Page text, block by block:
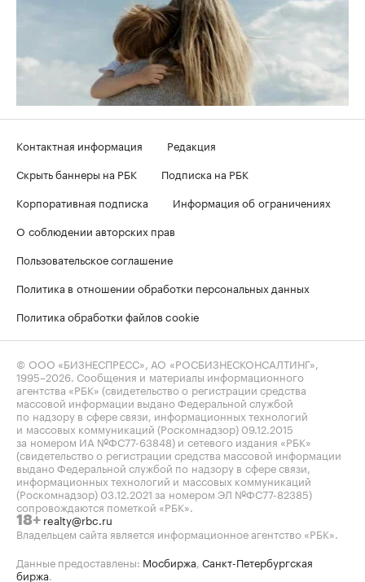
Контактная информация
Редакция
Скрыть баннеры на РБК
Подписка на РБК
Корпоративная подписка
Информация об ограничениях
О соблюдении авторских прав
Пользовательское соглашение
Политика в отношении обработки персональных данных
Политика обработки файлов cookie
© ООО «БИЗНЕСПРЕСС», АО «РОСБИЗНЕСКОНСАЛТИНГ»,
1995–2026 . Сообщения и материалы информационного
агентства «РБК» (свидетельство о регистрации средства
массовой информации выдано Федеральной службой
по надзору в сфере связи, информационных технологий
и массовых коммуникаций (Роскомнадзор) 09.12.2015
за номером ИА №ФС77-63848) и сетевого издания «РБК»
(свидетельство о регистрации средства массовой информации
выдано Федеральной службой по надзору в сфере связи,
информационных технологий и массовых коммуникаций
(Роскомнадзор) 03.12.2021 за номером ЭЛ №ФС77-82385)
сопровождаются пометкой «РБК».
18+ realty@rbc.ru
Владельцем сайта является информационное агентство «РБК».
Данные предоставлены: Мосбиржа Санкт-Петербургская
биржа